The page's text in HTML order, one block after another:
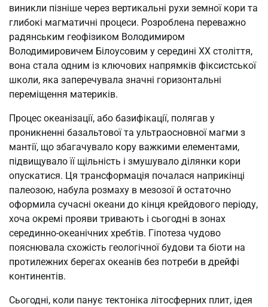
виникли пізніше через вертикальні рухи земної кори та
глибокі магматичні процеси. Розроблена переважно
радянським геофізиком Володимиром
Володимировичем Білоусовим у середині XX століття,
вона стала одним із ключових напрямків фіксистської
школи, яка заперечувала значні горизонтальні
переміщення материків.
Процес океанізації, або базифікації, полягав у
проникненні базальтової та ультраосновної магми з
мантії, що збагачувало кору важкими елементами,
підвищувало її щільність і змушувало ділянки кори
опускатися. Ця трансформація почалася наприкінці
палеозою, набула розмаху в мезозої й остаточно
оформила сучасні океани до кінця крейдового періоду,
хоча окремі прояви тривають і сьогодні в зонах
серединно-океанічних хребтів. Гіпотеза чудово
пояснювала схожість геологічної будови та біоти на
протилежних берегах океанів без потреби в дрейфі
континентів.
Сьогодні, коли панує тектоніка літосферних плит, ідея